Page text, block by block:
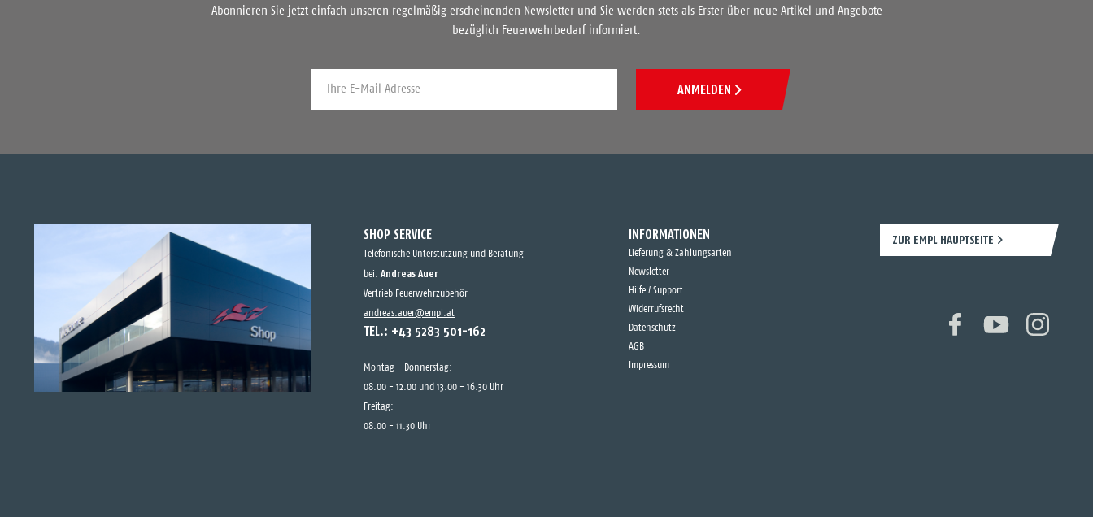
Abonnieren Sie jetzt einfach unseren regelmäßig erscheinenden Newsletter und Sie werden stets als Erster über neue Artikel und Angebote
bezüglich Feuerwehrbedarf informiert.
ANMELDEN
SHOP SERVICE
Telefonische Unterstützung und Beratung
bei: Andreas Auer
Vertrieb Feuerwehrzubehör
andreas.auer@empl.at
TEL.: +43 5283 501-162
Montag - Donnerstag:
08.00 - 12.00 und 13.00 - 16.30 Uhr
Freitag:
08.00 - 11.30 Uhr
INFORMATIONEN
Lieferung & Zahlungsarten
Newsletter
Hilfe / Support
Widerrufsrecht
Datenschutz
AGB
Impressum
ZUR EMPL HAUPTSEITE